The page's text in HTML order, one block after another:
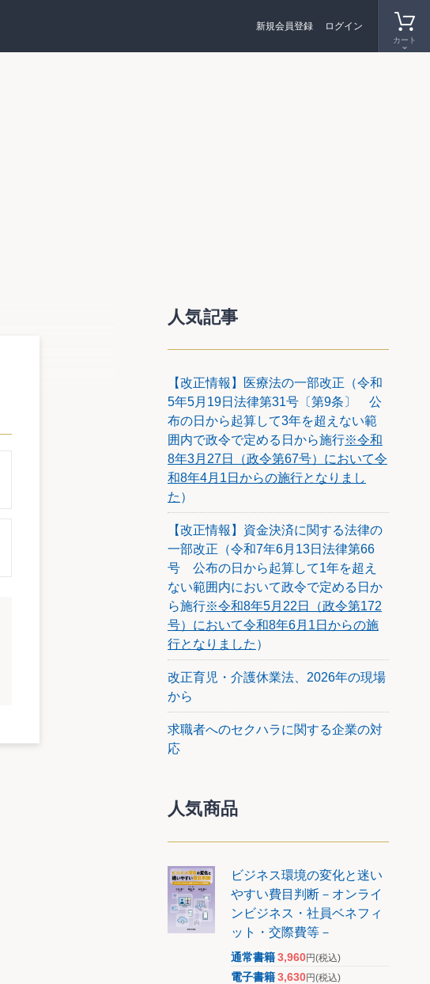
カート
新規会員登録 ログイン
人気記事
【改正情報】医療法の一部改正（令和
5年5月19日法律第31号〔第9条〕 公
布の日から起算して3年を超えない範
囲内で政令で定める日から施行※令和
8年3月27日（政令第67号）において令
和8年4月1日からの施行となりまし
た ）
【改正情報】資金決済に関する法律の
一部改正（令和7年6月13日法律第66
号 公布の日から起算して1年を超え
ない範囲内において政令で定める日か
ら施行※令和8年5月22日（政令第172
号）において令和8年6月1日からの施
行となりました ）
改正育児・介護休業法、2026年の現場
から
求職者へのセクハラに関する企業の対
応
人気商品
ビジネス環境の変化と迷い
やすい費目判断－オンライ
ンビジネス・社員ベネフィ
ット・交際費等－
通常書籍3,960円(税込)
電子書籍3,630円(税込)